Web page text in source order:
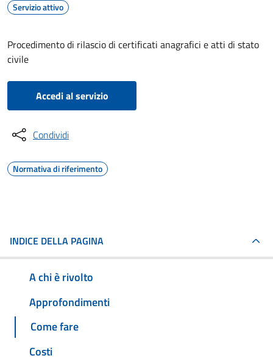
Servizio attivo
Procedimento di rilascio di certificati anagrafici e atti di stato
civile
Accedi al servizio
Condividi
Normativa di riferimento
INDICE DELLA PAGINA
A chi è rivolto
Approfondimenti
Come fare
Costi